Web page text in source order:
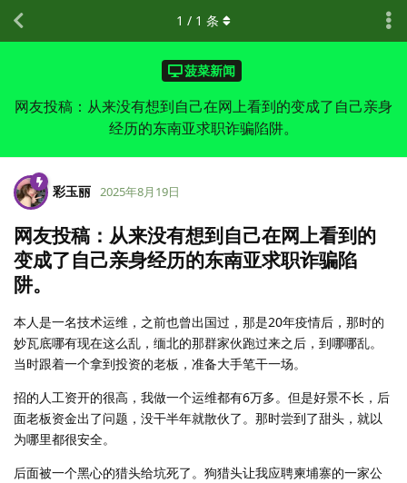
菠菜新闻
网友投稿：从来没有想到自己在网上看到的变成了自己亲身
经历的东南亚求职诈骗陷阱。
1 / 1 条
彩玉丽 2025年8月19日
网友投稿：从来没有想到自己在网上看到的
变成了自己亲身经历的东南亚求职诈骗陷
阱。
本人是一名技术运维，之前也曾出国过，那是20年疫情后，那时的
妙瓦底哪有现在这么乱，缅北的那群家伙跑过来之后，到哪哪乱。
当时跟着一个拿到投资的老板，准备大手笔干一场。
招的人工资开的很高，我做一个运维都有6万多。但是好景不长，后
面老板资金出了问题，没干半年就散伙了。那时尝到了甜头，就以
为哪里都很安全。
后面被一个黑心的猎头给坑死了。狗猎头让我应聘柬埔寨的一家公